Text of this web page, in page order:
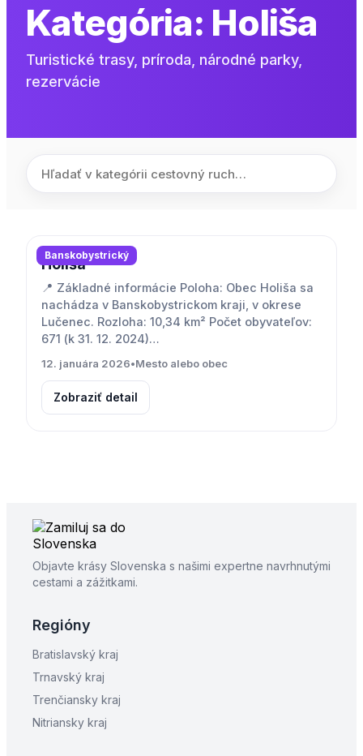
Kategória: Holiša
Turistické trasy, príroda, národné parky,
rezervácie
Banskobystrický
Holiša
📍 Základné informácie Poloha: Obec Holiša sa
nachádza v Banskobystrickom kraji, v okrese
Lučenec. Rozloha: 10,34 km² Počet obyvateľov:
671 (k 31. 12. 2024)…
12. januára 2026•Mesto alebo obec
Zobraziť detail
Objavte krásy Slovenska s našimi expertne navrhnutými
cestami a zážitkami.
Regióny
Bratislavský kraj
Trnavský kraj
Trenčiansky kraj
Nitriansky kraj